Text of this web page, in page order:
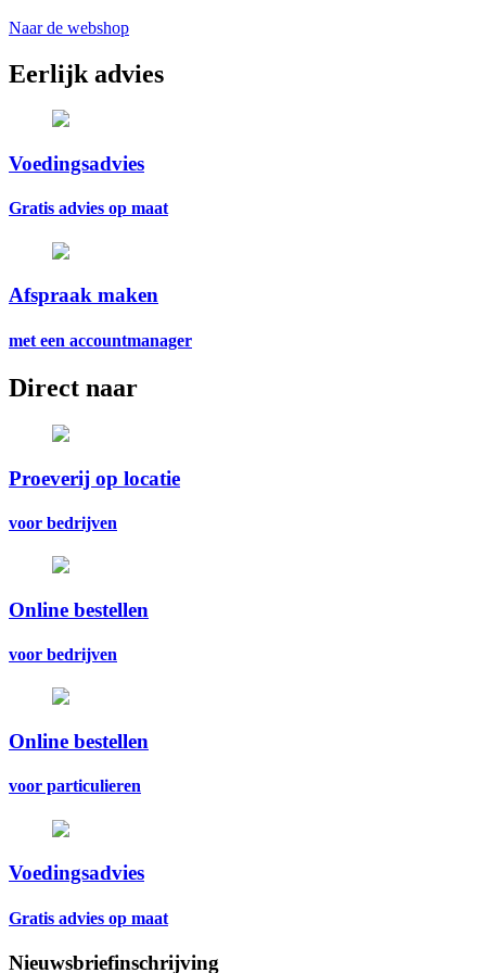
Naar de webshop
Eerlijk advies
Voedingsadvies
Gratis advies op maat
Afspraak maken
met een accountmanager
Direct naar
Proeverij op locatie
voor bedrijven
Online bestellen
voor bedrijven
Online bestellen
voor particulieren
Voedingsadvies
Gratis advies op maat
Nieuwsbriefinschrijving